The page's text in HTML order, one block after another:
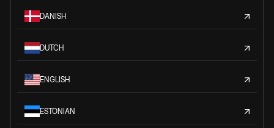
DANISH
DUTCH
ENGLISH
ESTONIAN